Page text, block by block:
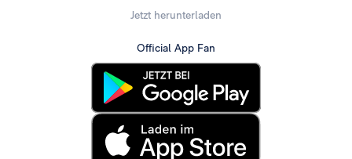
Jetzt herunterladen
Official App Fan